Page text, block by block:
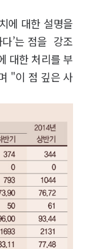
에 대한 설명을
’는 점을 강조
대한 처리를 부
"이 점 깊은 사